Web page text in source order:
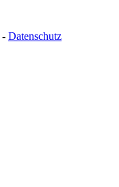
- Datenschutz